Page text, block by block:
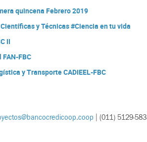
quincena Febrero 2019
y Técnicas #Ciencia en tu vida
II
FBC
y Transporte CADIEEL-FBC
| (011) 5129-